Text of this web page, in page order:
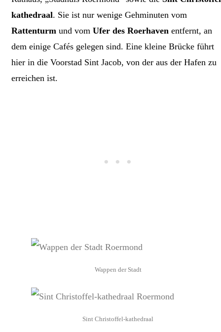
kathedraal. Sie ist nur wenige Gehminuten vom
Rattenturm und vom Ufer des Roerhaven entfernt, an
dem einige Cafés gelegen sind. Eine kleine Brücke führt
hier in die Voorstad Sint Jacob, von der aus der Hafen zu
erreichen ist.
Wappen der Stadt
Sint Christoffel-kathedraal